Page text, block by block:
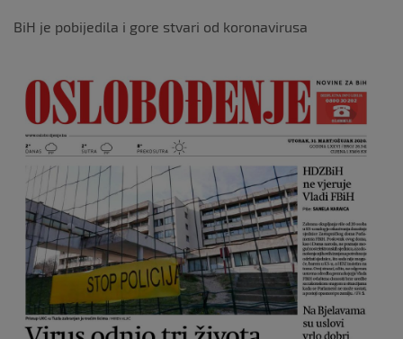
BiH je pobijedila i gore stvari od koronavirusa